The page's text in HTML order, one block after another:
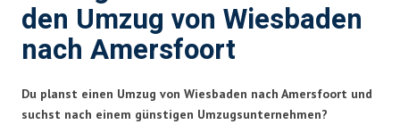
den Umzug von Wiesbaden
nach Amersfoort
Du planst einen Umzug von Wiesbaden nach Amersfoort und
suchst nach einem günstigen Umzugsunternehmen?